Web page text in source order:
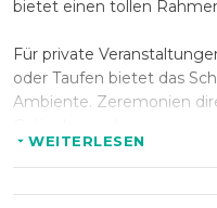
bietet einen tollen
Für private
oder Taufen bietet das
Ambiente. Zeremonien
Vorstellungen realisiert.
Für Business-Events wie
WEITERLESEN